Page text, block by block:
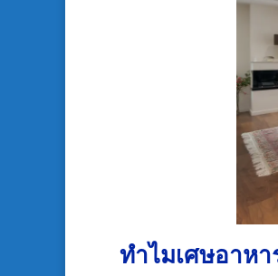
ทำไมเศษอาห